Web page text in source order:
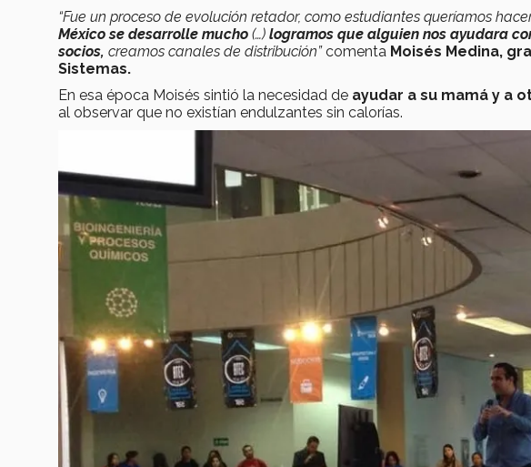
“Fue un proceso de evolución retador, como estudiantes queríamos
México se desarrolle mucho (…) logramos que alguien nos ayudara
socios, creamos canales de distribución”comenta Moisés Medina,
Sistemas.
En esa época Moisés sintió la necesidad de ayudar a su mamá y a
al observar que no existían endulzantes sin calorías.